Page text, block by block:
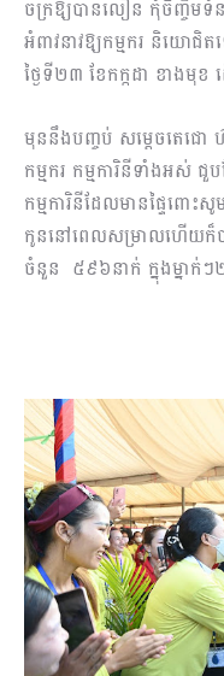
ចក្រឱ្យបានលឿន កុំចិញ្ចឹម
អំពាវនាវឱ្យកម្មករ និយោជិ
ថ្ងៃទី២៣ ខែកក្កដា ខាងមុខ
មុននឹងបញ្ចប់ សម្តេចតេជ
កម្មករ កម្មការិនីទាំងអស់
កម្មការិនីដែលមានផ្ទៃពោ
កូននៅពេលសម្រាលហើយក៏បា
ចំនួន ៥៩៦នាក់ ក្នុងម្នាក់ៗ